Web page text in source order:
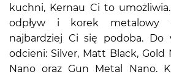
kuchni, Kernau Ci to
odpływ i korek metalowy
najbardziej Ci się podoba. Do
odcieni: Silver, Matt Black, Gold
Nano oraz Gun Metal Nano.